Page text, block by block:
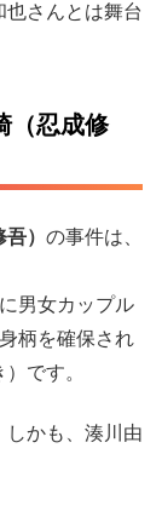
也さんとは舞台
（忍成修
） の事件は、
男女カップル
柄を確保され
です。
しかも、湊川由